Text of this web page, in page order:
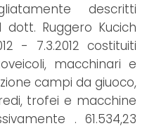
descritti
Ruggero Kucich
- 7.3.2012 costituiti
macchinari e
campi da giuoco,
trofei e macchine
. 61.534,23